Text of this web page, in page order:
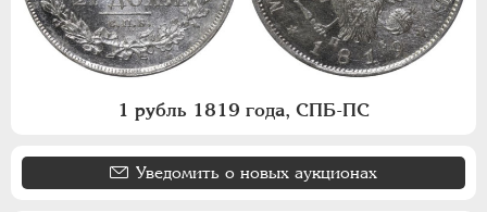
1 рубль 1819 года, СПБ-ПС
Уведомить о новых аукционах